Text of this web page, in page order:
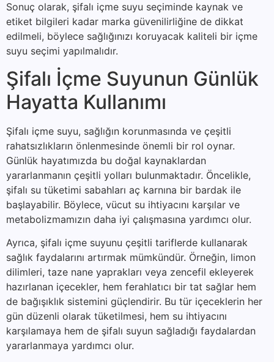
Sonuç olarak, şifalı içme suyu seçiminde kaynak ve
etiket bilgileri kadar marka güvenilirliğine de dikkat
edilmeli, böylece sağlığınızı koruyacak kaliteli bir içme
suyu seçimi yapılmalıdır.
Şifalı İçme Suyunun Günlük
Hayatta Kullanımı
Şifalı içme suyu, sağlığın korunmasında ve çeşitli
rahatsızlıkların önlenmesinde önemli bir rol oynar.
Günlük hayatımızda bu doğal kaynaklardan
yararlanmanın çeşitli yolları bulunmaktadır. Öncelikle,
şifalı su tüketimi sabahları aç karnına bir bardak ile
başlayabilir. Böylece, vücut su ihtiyacını karşılar ve
metabolizmamızın daha iyi çalışmasına yardımcı olur.
Ayrıca, şifalı içme suyunu çeşitli tariflerde kullanarak
sağlık faydalarını artırmak mümkündür. Örneğin, limon
dilimleri, taze nane yaprakları veya zencefil ekleyerek
hazırlanan içecekler, hem ferahlatıcı bir tat sağlar hem
de bağışıklık sistemini güçlendirir. Bu tür içeceklerin her
gün düzenli olarak tüketilmesi, hem su ihtiyacını
karşılamaya hem de şifalı suyun sağladığı faydalardan
yararlanmaya yardımcı olur.